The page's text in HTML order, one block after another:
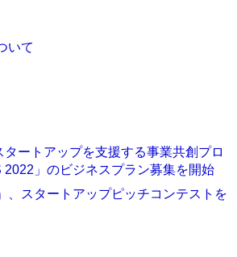
いて
ートアップを支援する事業共創プロ
2022」のビジネスプラン募集を開始
、スタートアップピッチコンテストを